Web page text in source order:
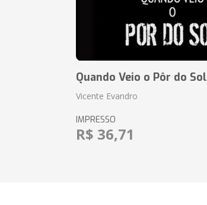
Quando Veio o Pôr do Sol
Vicente Evandro
IMPRESSO
R$ 36,71